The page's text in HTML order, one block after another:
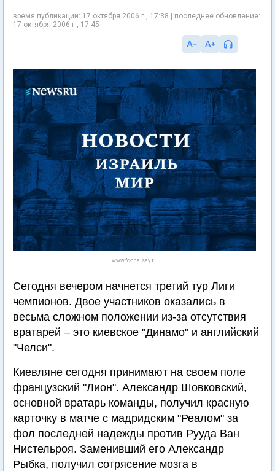
время публикации: 17 октября 2006 г., 17:38 | последнее обновление:
17 октября 2006 г., 17:45
www.fc-chelsey.ru
Сегодня вечером начнется третий тур Лиги
чемпионов. Двое участников оказались в
весьма сложном положении из-за отсутствия
вратарей – это киевское "Динамо" и английский
"Челси".
Киевляне сегодня принимают на своем поле
французский "Лион". Александр Шовковский,
основной вратарь команды, получил красную
карточку в матче с мадридским "Реалом" за
фол последней надежды против Рууда Ван
Нистельроя. Заменивший его Александр
Рыбка, получил сотрясение мозга в